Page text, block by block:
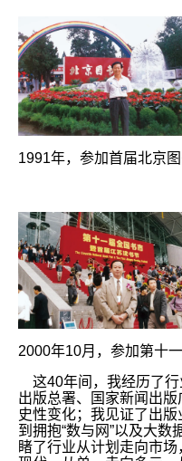
1991年，参加首届北京
2000年10月，参加第十
这40年间，我经历了行
出版总署、国家新闻出
史性变化；我见证了出版
到拥抱“数与网”以及大数
睹了行业从计划走向市